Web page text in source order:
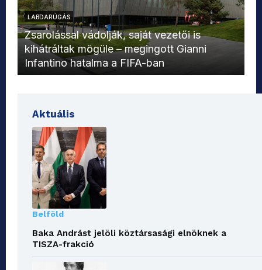
LABDARÚGÁS
Zsarolással vádolják, saját vezetői is
kihátráltak mögüle – megingott Gianni
Infantino hatalma a FIFA-ban
Aktuális
Belföld
Baka Andrást jelöli köztársasági elnöknek a
TISZA-frakció